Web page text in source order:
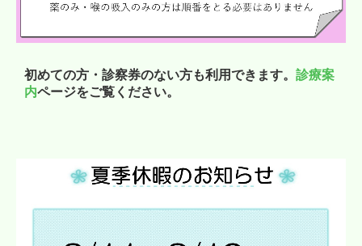
初めての方・診察券のない方も利用できます。 診療案
内ページをご覧ください。